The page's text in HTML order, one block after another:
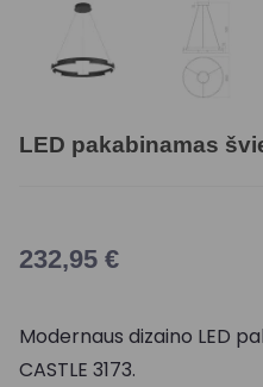
LED pakabinamas
232,95 €
Modernaus dizaino LED
CASTLE 3173.